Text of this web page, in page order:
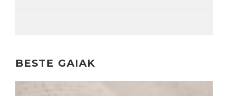
BESTE GAIAK